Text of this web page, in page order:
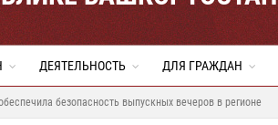
ДЕЯТЕЛЬНОСТЬ ДЛЯ ГРАЖДАН
безопасность выпускных вечеров в регионе